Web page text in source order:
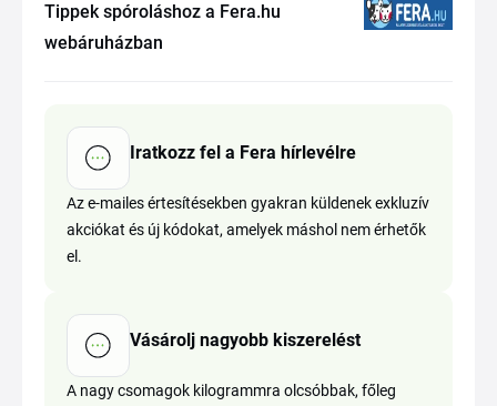
Tippek spóroláshoz a Fera.hu
webáruházban
Iratkozz fel a Fera hírlevélre
Az e-mailes értesítésekben gyakran küldenek exkluzív
akciókat és új kódokat, amelyek máshol nem érhetők
el.
Vásárolj nagyobb kiszerelést
A nagy csomagok kilogrammra olcsóbbak, főleg